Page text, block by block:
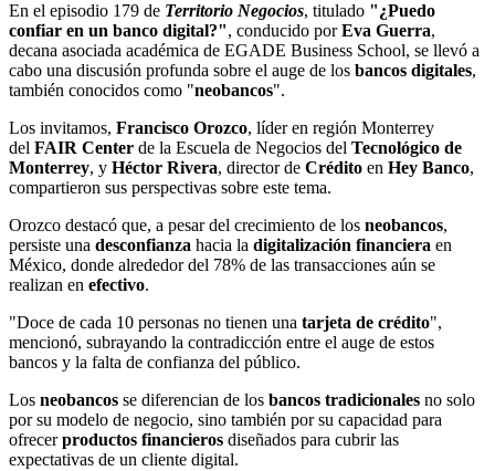
En el episodio 179 de Territorio Negocios, titulado "¿Puedo
confiar en un banco digital?", conducido porEva Guerra,
decana asociada académica de EGADE Business School, se llevó a
cabo una discusión profunda sobre el auge de los bancos digitales,
también conocidos como "neobancos".
Los invitamos, Francisco Orozco, líder en región Monterrey
del FAIR Center de la Escuela de Negocios del Tecnológico de
Monterrey, y Héctor Rivera, director de Crédito en Hey Banco,
compartieron sus perspectivas sobre este tema.
Orozco destacó que, a pesar del crecimiento de los neobancos,
persiste una desconfianza hacia la digitalización financiera en
México, donde alrededor del 78% de las transacciones aún se
realizan en efectivo.
"Doce de cada 10 personas no tienen una tarjeta de crédito",
mencionó, subrayando la contradicción entre el auge de estos
bancos y la falta de confianza del público.
Los neobancos se diferencian de los bancos tradicionales no solo
por su modelo de negocio, sino también por su capacidad para
ofrecerproductos financieros diseñados para cubrir las
expectativas de un cliente digital.